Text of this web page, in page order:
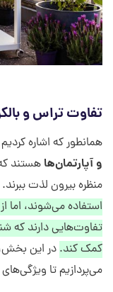
تفاوت تراس و
همانطور که اشاره
و آپارتمان‌ها هستند که
منظره بیرون لذت ببرند.
استفاده می‌شوند، اما
تفاوت‌هایی دارند که
کمک کند. در این
می‌پردازیم تا